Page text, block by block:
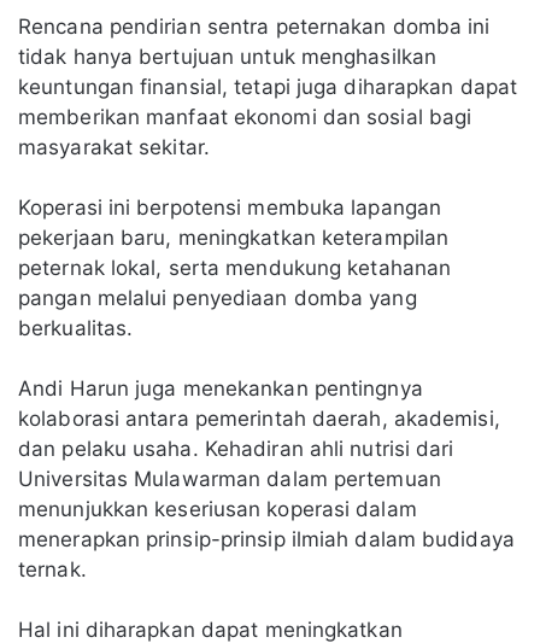
Rencana pendirian sentra peternakan domba ini
tidak hanya bertujuan untuk menghasilkan
keuntungan finansial, tetapi juga diharapkan dapat
memberikan manfaat ekonomi dan sosial bagi
masyarakat sekitar.
Koperasi ini berpotensi membuka lapangan
pekerjaan baru, meningkatkan keterampilan
peternak lokal, serta mendukung ketahanan
pangan melalui penyediaan domba yang
berkualitas.
Andi Harun juga menekankan pentingnya
kolaborasi antara pemerintah daerah, akademisi,
dan pelaku usaha. Kehadiran ahli nutrisi dari
Universitas Mulawarman dalam pertemuan
menunjukkan keseriusan koperasi dalam
menerapkan prinsip-prinsip ilmiah dalam budidaya
ternak.
Hal ini diharapkan dapat meningkatkan